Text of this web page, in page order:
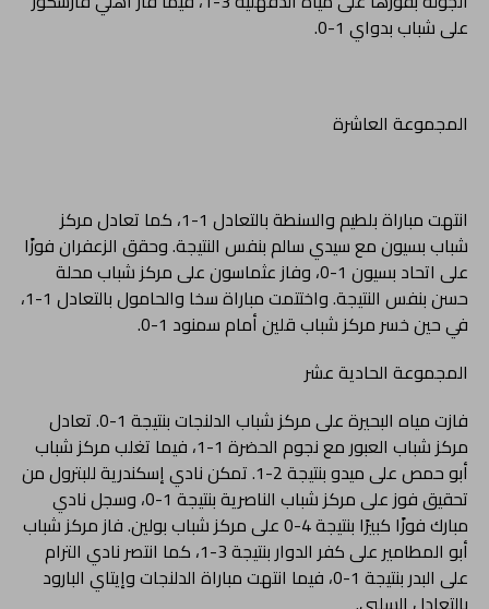
على شباب بدواي 1-0.
المجموعة العاشرة
انتهت مباراة بلطيم والسنطة بالتعادل 1-1، كما تعادل مركز
شباب بسيون مع سيدي سالم بنفس النتيجة. وحقق الزعفران فوزًا
على اتحاد بسيون 1-0، وفاز عثماسون على مركز شباب محلة
حسن بنفس النتيجة. واختتمت مباراة سخا والحامول بالتعادل 1-1،
في حين خسر مركز شباب قلين أمام سمنود 1-0.
المجموعة الحادية عشر
فازت مياه البحيرة على مركز شباب الدلنجات بنتيجة 1-0. تعادل
مركز شباب العبور مع نجوم الحضرة 1-1، فيما تغلب مركز شباب
أبو حمص على ميدو بنتيجة 2-1. تمكن نادي إسكندرية للبترول من
تحقيق فوز على مركز شباب الناصرية بنتيجة 1-0، وسجل نادي
مبارك فوزًا كبيرًا بنتيجة 4-0 على مركز شباب بولين. فاز مركز شباب
أبو المطامير على كفر الدوار بنتيجة 3-1، كما انتصر نادي الترام
على البدر بنتيجة 1-0، فيما انتهت مباراة الدلنجات وإيتاي البارود